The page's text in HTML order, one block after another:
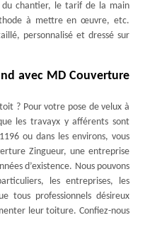
du chantier, le tarif de la main
à mettre en œuvre, etc.
personnalisé et dressé sur
avec MD Couverture
? Pour votre pose de velux à
les travayx y afférents sont
ou dans les environs, vous
Zingueur, une entreprise
d’existence. Nous pouvons
les entreprises, les
tous professionnels désireux
leur toiture. Confiez-nous